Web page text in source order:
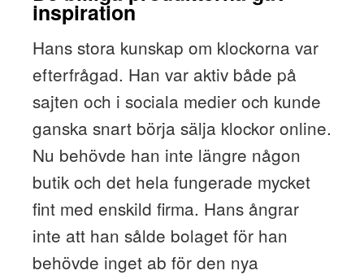
inspiration
Hans stora kunskap om klockorna var
efterfrågad. Han var aktiv både på
sajten och i sociala medier och kunde
ganska snart börja sälja klockor online.
Nu behövde han inte längre någon
butik och det hela fungerade mycket
fint med enskild firma. Hans ångrar
inte att han sålde bolaget för han
behövde inget ab för den nya